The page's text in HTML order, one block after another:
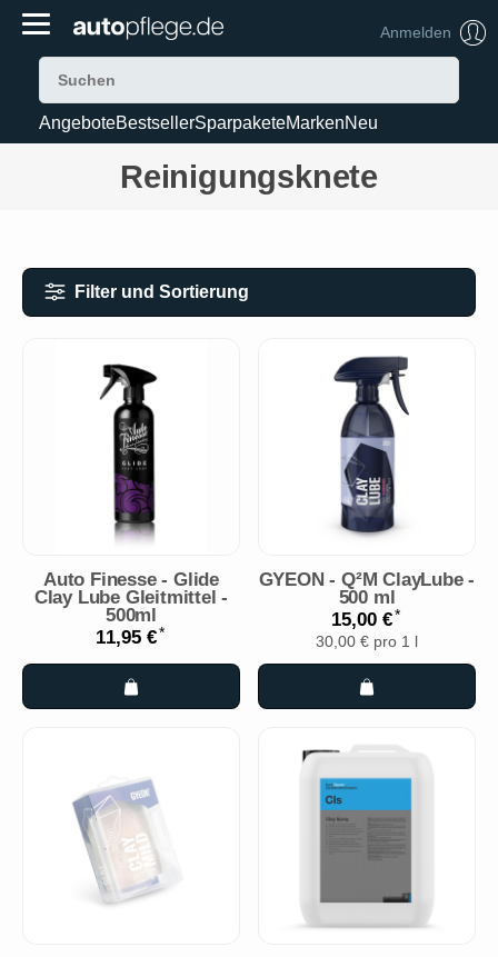
Anmelden
AngeboteBestsellerSparpaketeMarkenNeu
Reinigungsknete
Filter und Sortierung
Auto Finesse - Glide
Clay Lube Gleitmittel -
500ml
11,95 €*
GYEON - Q²M ClayLube -
500 ml
15,00 €*
30,00 € pro 1 l